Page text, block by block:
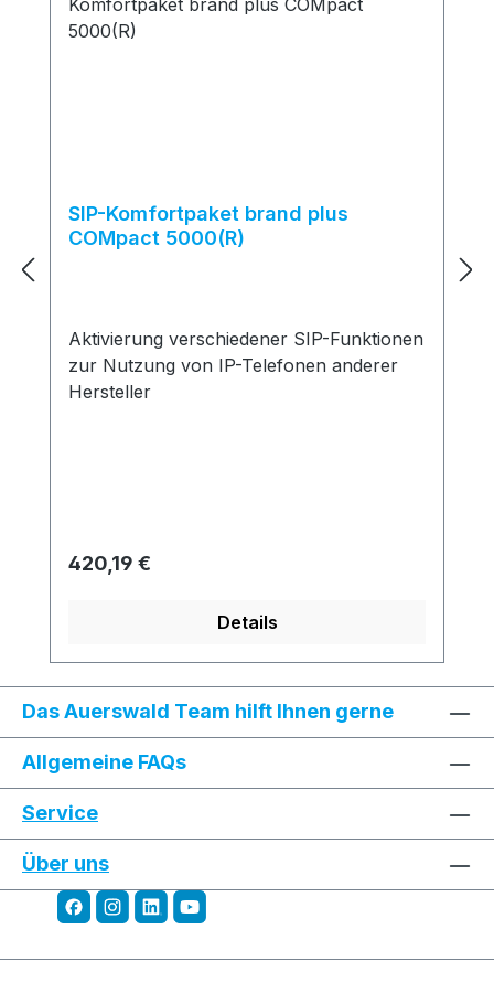
SIP-Komfortpaket brand plus
COMpact 5000(R)
Aktivierung verschiedener SIP-Funktionen
zur Nutzung von IP-Telefonen anderer
Hersteller
Regulärer Preis:
420,19 €
Details
Das Auerswald Team hilft Ihnen gerne
Allgemeine FAQs
Service
Über uns